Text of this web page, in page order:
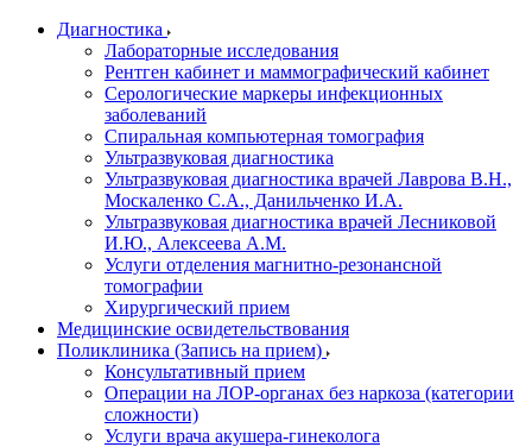
Диагностика
Лабораторные исследования
Рентген кабинет и маммографический кабинет
Серологические маркеры инфекционных
заболеваний
Спиральная компьютерная томография
Ультразвуковая диагностика
Ультразвуковая диагностика врачей Лаврова В.Н.,
Москаленко С.А., Данильченко И.А.
Ультразвуковая диагностика врачей Лесниковой
И.Ю., Алексеева А.М.
Услуги отделения магнитно-резонансной
томографии
Хирургический прием
Медицинские освидетельствования
Поликлиника (Запись на прием)
Консультативный прием
Операции на ЛОР-органах без наркоза (категории
сложности)
Услуги врача акушера-гинеколога